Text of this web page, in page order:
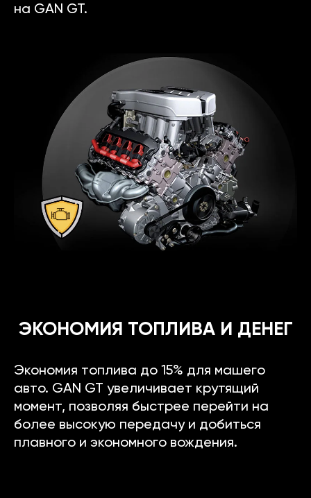
на GAN GT.
ЭКОНОМИЯ ТОПЛИВА И ДЕНЕГ
Экономия топлива до 15% для машего
авто. GAN GT увеличивает крутящий
момент, позволяя быстрее перейти на
более высокую передачу и добиться
плавного и экономного вождения.